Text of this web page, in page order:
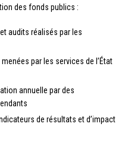
des fonds publics :
audits réalisés par les
par les services de l’État
annuelle par des
de résultats et d’impact